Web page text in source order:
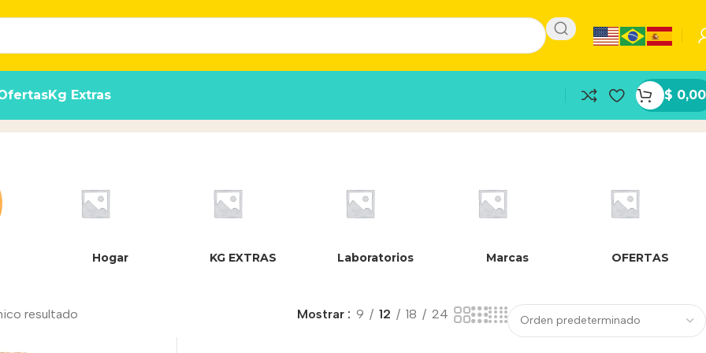
Kg Extras $ 0,00
Hogar KG EXTRAS Laboratorios Marcas OFERTAS
resultado Mostrar 9 12 18 24